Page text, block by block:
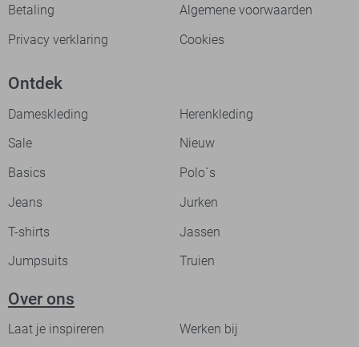
Betaling
Algemene voorwaarden
Privacy verklaring
Cookies
Ontdek
Dameskleding
Herenkleding
Sale
Nieuw
Basics
Polo`s
Jeans
Jurken
T-shirts
Jassen
Jumpsuits
Truien
Over ons
Laat je inspireren Werken bij